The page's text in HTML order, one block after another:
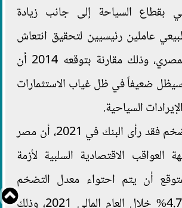
بقطاع السياحة إلى جانب زيادة
عاملين رئيسيين لتحقيق انتعاش
كبير للاقتصاد المصري، وذلك مقارنة بتوقعه 2014 أن
سيظل ضعيفاً في ظل غياب الاستثمارات
السياحية.
وفيما يخص التضخم فقد رأى البنك في 2021، أن مصر
الاقتصادية السلبية لأزمة
أن يتم احتواء معدل التضخم